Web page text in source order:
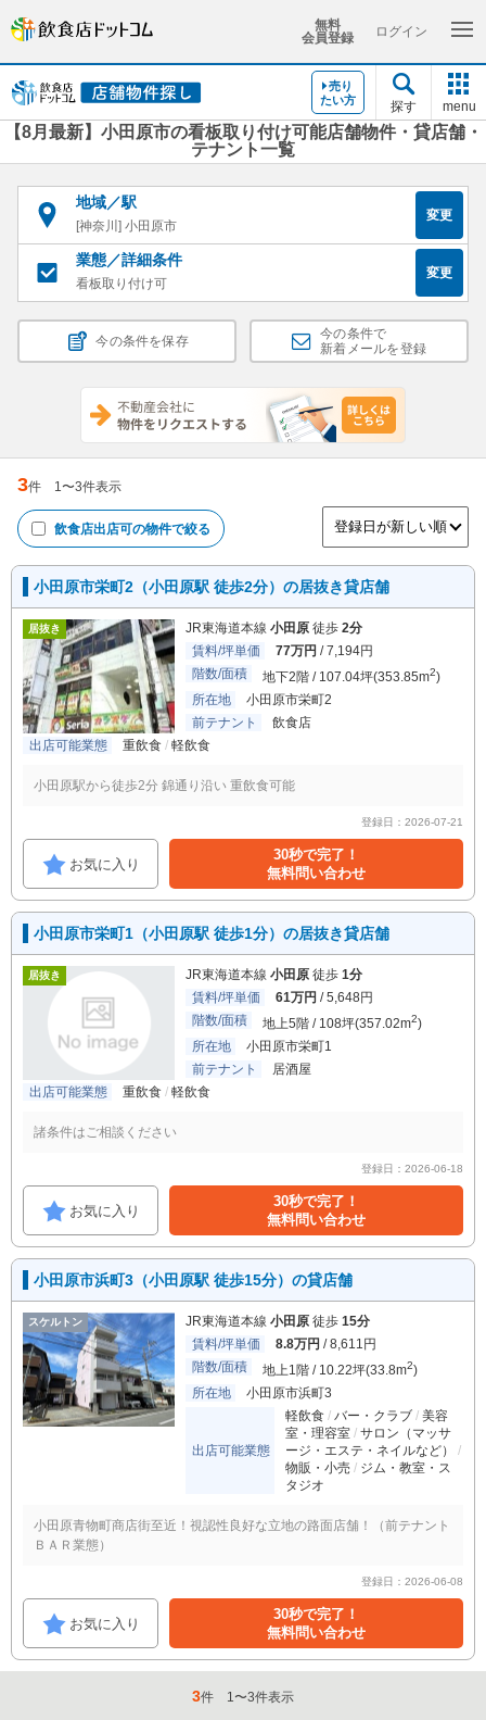
無料
会員登録
ログイン
売り
たい方
探す menu
【8月最新】小田原市の看板取り付け可能店舗物件・貸店舗・
テナント一覧
地域／駅
[神奈川] 小田原市
変更
業態／詳細条件
看板取り付け可
変更
今の条件を保存
今の条件で
新着メールを登録
3件 1〜3件表示
飲食店出店可の物件で絞る
小田原市栄町2（小田原駅 徒歩2分）の居抜き貸店舗
居抜き JR東海道本線 小田原 徒歩 2分
賃料/坪単価
77万円 / 7,194円
階数/面積
地下2階 / 107.04坪(353.85m2)
所在地
小田原市栄町2
前テナント
飲食店
出店可能業態
重飲食 軽飲食
小田原駅から徒歩2分 錦通り沿い 重飲食可能
登録日：2026-07-21
お気に入り
30秒で完了！
無料問い合わせ
小田原市栄町1（小田原駅 徒歩1分）の居抜き貸店舗
居抜き JR東海道本線 小田原 徒歩 1分
賃料/坪単価
61万円 / 5,648円
階数/面積
地上5階 / 108坪(357.02m2)
所在地
小田原市栄町1
前テナント
居酒屋
出店可能業態
重飲食 軽飲食
諸条件はご相談ください
登録日：2026-06-18
お気に入り
30秒で完了！
無料問い合わせ
小田原市浜町3（小田原駅 徒歩15分）の貸店舗
スケルトン JR東海道本線 小田原 徒歩 15分
賃料/坪単価
8.8万円 / 8,611円
階数/面積
地上1階 / 10.22坪(33.8m2)
所在地
小田原市浜町3
出店可能業態
軽飲食 バー・クラブ
美容
室・理容室
サロン（マッサ
ージ・エステ・ネイルなど）
物販・小売
ジム・教室・ス
タジオ
小田原青物町商店街至近！視認性良好な立地の路面店舗！（前テナント
ＢＡＲ業態）
登録日：2026-06-08
お気に入り
30秒で完了！
無料問い合わせ
3件 1〜3件表示